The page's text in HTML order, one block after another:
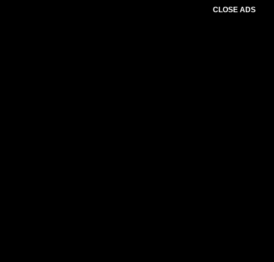
CLOSE ADS